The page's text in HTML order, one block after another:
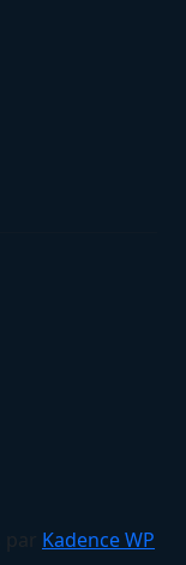
par Kadence WP